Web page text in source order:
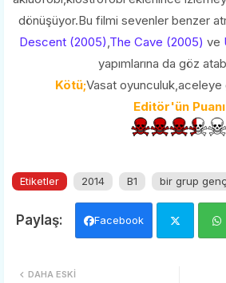
dönüşüyor.Bu filmi sevenler benzer
Descent (2005) The Cave (2005) ve
yapımlarına da göz
Kötü;Vasat oyunculuk,aceleye
Editör'ün Puanı
Etiketler 2014 B1 bir grup genç
Facebook
DAHA ESKI